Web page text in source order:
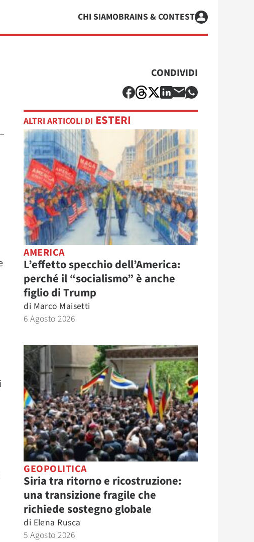
CHI SIAMOBRAINS & CONTEST
CONDIVIDI
ALTRI ARTICOLI DI ESTERI
AMERICA
L’effetto specchio dell’America:
perché il “socialismo” è anche
figlio di Trump
di Marco Maisetti
6 Agosto 2026
GEOPOLITICA
Siria tra ritorno e ricostruzione:
una transizione fragile che
richiede sostegno globale
di Elena Rusca
5 Agosto 2026